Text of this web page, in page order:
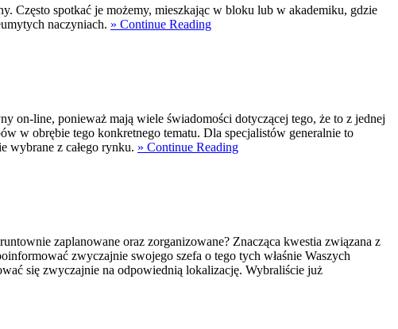
Często spotkać je możemy, mieszkając w bloku lub w akademiku, gdzie
naczyniach. » Continue Reading
on-line, ponieważ mają wiele świadomości dotyczącej tego, że to z jednej
w obrębie tego konkretnego tematu. Dla specjalistów generalnie to
wybrane z całego rynku. » Continue Reading
zaplanowane oraz zorganizowane? Znacząca kwestia związana z
zwyczajnie swojego szefa o tego tych właśnie Waszych
się zwyczajnie na odpowiednią lokalizację. Wybraliście już